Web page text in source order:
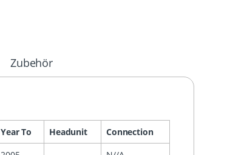
Zubehör
Year To Headunit
Connection